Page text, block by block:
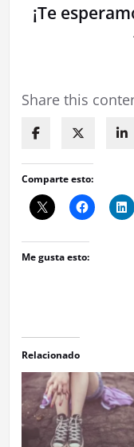
¡Te
Share this
Comparte esto:
Me gusta esto:
Relacionado